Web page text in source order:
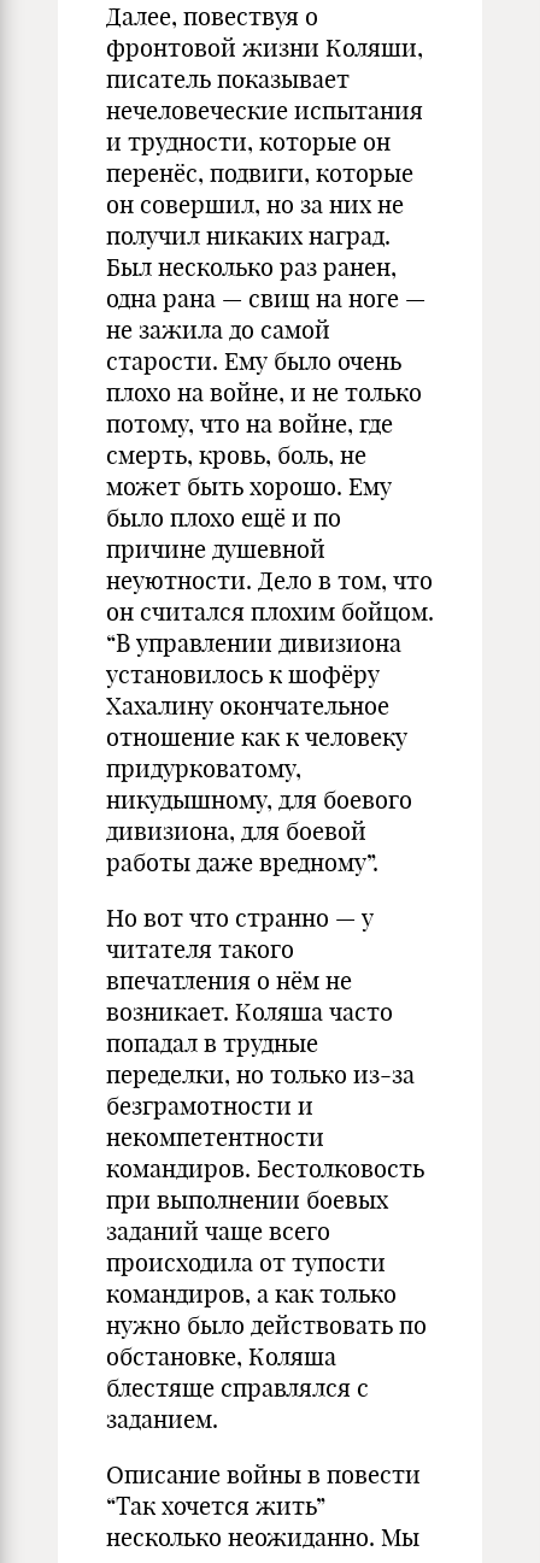
Далее, повествуя о
фронтовой жизни Коляши,
писатель показывает
нечеловеческие испытания
и трудности, которые он
перенёс, подвиги, которые
он совершил, но за них не
получил никаких наград.
Был несколько раз ранен,
одна рана — свищ на ноге —
не зажила до самой
старости. Ему было очень
плохо на войне, и не только
потому, что на войне, где
смерть, кровь, боль, не
может быть хорошо. Ему
было плохо ещё и по
причине душевной
неуютности. Дело в том, что
он считался плохим бойцом.
“В управлении дивизиона
установилось к шофёру
Хахалину окончательное
отношение как к человеку
придурковатому,
никудышному, для боевого
дивизиона, для боевой
работы даже вредному”.
Но вот что странно — у
читателя такого
впечатления о нём не
возникает. Коляша часто
попадал в трудные
переделки, но только из-за
безграмотности и
некомпетентности
командиров. Бестолковость
при выполнении боевых
заданий чаще всего
происходила от тупости
командиров, а как только
нужно было действовать по
обстановке, Коляша
блестяще справлялся с
заданием.
Описание войны в повести
“Так хочется жить”
несколько неожиданно. Мы